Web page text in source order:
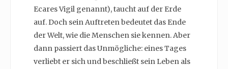
Ecares Vigil genannt), taucht auf der Erde
auf. Doch sein Auftreten bedeutet das Ende
der Welt, wie die Menschen sie kennen. Aber
dann passiert das Unmögliche: eines Tages
verliebt er sich und beschließt sein Leben als